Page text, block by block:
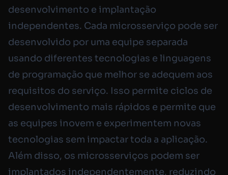
desenvolvimento e implantação
independentes. Cada microsserviço pode ser
desenvolvido por uma equipe separada
usando diferentes tecnologias e linguagens
de programação que melhor se adequem aos
requisitos do serviço. Isso permite ciclos de
desenvolvimento mais rápidos e permite que
as equipes inovem e experimentem novas
tecnologias sem impactar toda a aplicação.
Além disso, os microsserviços podem ser
implantados independentemente, reduzindo